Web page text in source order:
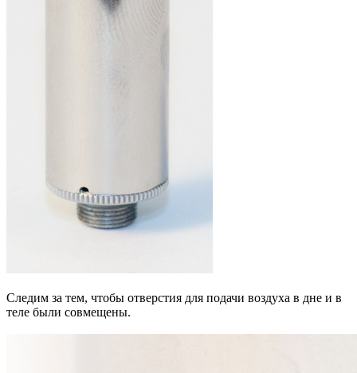
Следим за тем, чтобы отверстия для подачи воздуха в дне и в
теле были совмещены.